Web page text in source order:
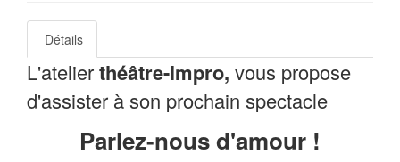
Détails
L'atelierthéâtre-impro, vous propose
d'assister à son prochain spectacle
Parlez-nous d'amour !